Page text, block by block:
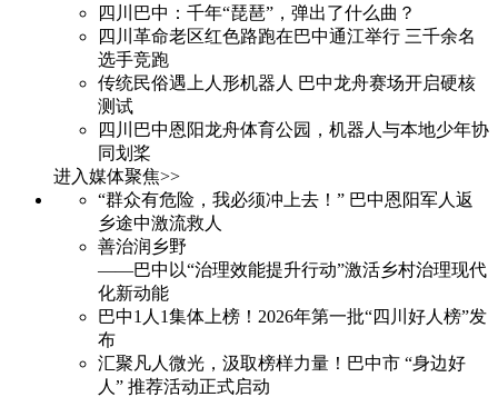
四川巴中：千年“琵琶”，弹出了什么曲？
四川革命老区红色路跑在巴中通江举行 三千余名
选手竞跑
传统民俗遇上人形机器人 巴中龙舟赛场开启硬核
测试
四川巴中恩阳龙舟体育公园，机器人与本地少年协
同划桨
进入媒体聚焦>>
“群众有危险，我必须冲上去！” 巴中恩阳军人返
乡途中激流救人
善治润乡野
——巴中以“治理效能提升行动”激活乡村治理现代
化新动能
巴中1人1集体上榜！2026年第一批“四川好人榜”发
布
汇聚凡人微光，汲取榜样力量！巴中市 “身边好
人” 推荐活动正式启动